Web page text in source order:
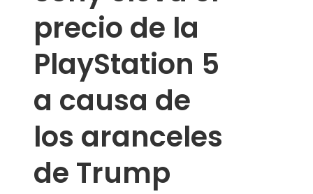
precio de la
PlayStation 5
a causa de
los aranceles
de Trump